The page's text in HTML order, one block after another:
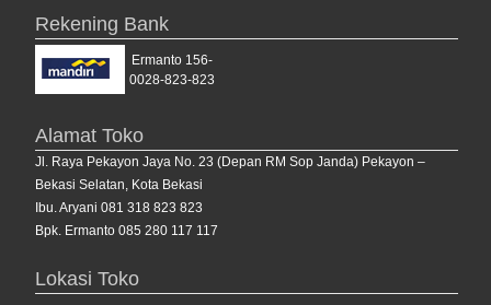
Rekening Bank
Ermanto 156-
0028-823-823
Alamat Toko
Jl. Raya Pekayon Jaya No. 23 (Depan RM Sop Janda) Pekayon –
Bekasi Selatan, Kota Bekasi
Ibu. Aryani 081 318 823 823
Bpk. Ermanto 085 280 117 117
Lokasi Toko